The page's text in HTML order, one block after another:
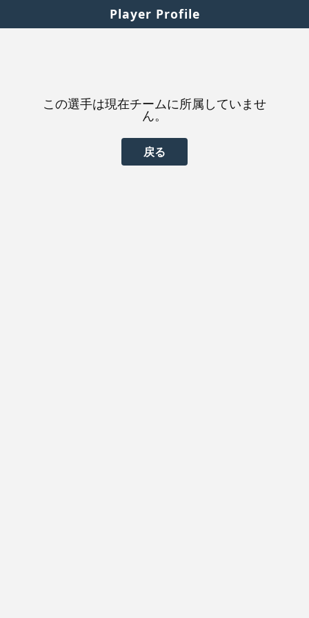
Player Profile
この選手は現在チームに所属していませ
ん。
戻る